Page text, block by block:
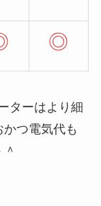
◎
ターはより細
つ電気代も